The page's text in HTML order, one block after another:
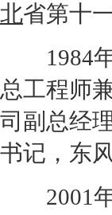
北省第十
1984年
总工程师
司副总经
书记， 东
2001年